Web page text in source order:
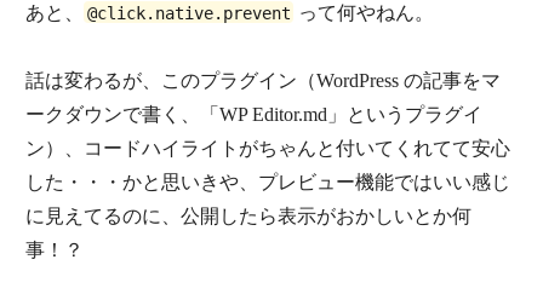
あと、 @click.native.prevent って何やねん。
話は変わるが、このプラグイン（WordPress の記事をマ
ークダウンで書く、「WP Editor.md」というプラグイ
ン）、コードハイライトがちゃんと付いてくれてて安心
した・・・かと思いきや、プレビュー機能ではいい感じ
に見えてるのに、公開したら表示がおかしいとか何
事！？